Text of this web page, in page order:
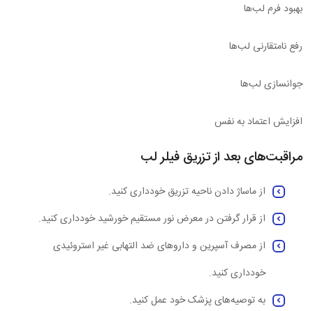
بهبود فرم لب‌ها
رفع نامتقارنی لب‌ها
جوانسازی لب‌ها
افزایش اعتماد به نفس
مراقبت‌های بعد از تزریق فیلر لب
از ماساژ دادن ناحیه تزریق خودداری کنید.
از قرار گرفتن در معرض نور مستقیم خورشید خودداری کنید.
از مصرف آسپرین و داروهای ضد التهابی غیر استروئیدی
خودداری کنید.
به توصیه‌های پزشک خود عمل کنید.